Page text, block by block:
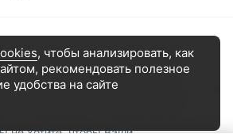
Ильина Елена Викторовна,
market.epsylon.moscow использует
технологии, чтобы помочь вам в
лучший пользовательский
наших продуктов и
рекламных и маркетинговых
, чтобы анализировать, как
рекомендовать полезное
удобства на сайте